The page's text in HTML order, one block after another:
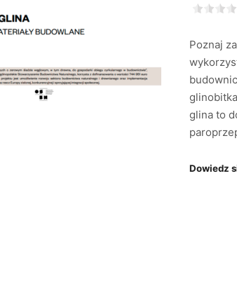
Poznaj
glina to
Dowiedz